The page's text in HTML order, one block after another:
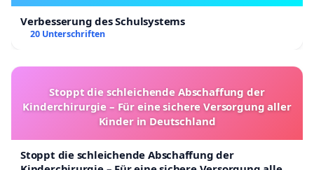
Verbesserung des Schulsystems
20 Unterschriften
Stoppt die schleichende Abschaffung der
Kinderchirurgie – Für eine sichere Versorgung aller
Kinder in Deutschland
Stoppt die schleichende Abschaffung der